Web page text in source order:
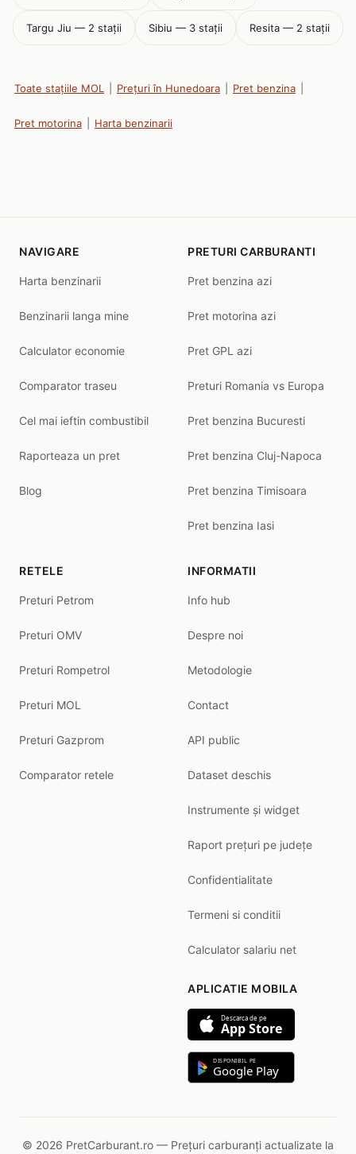
Targu Jiu — 2 stații Sibiu — 3 stații Resita — 2 stații
Toate stațiile MOL Prețuri în Hunedoara Pret benzina
Pret motorina Harta benzinarii
NAVIGARE
Harta benzinarii
Benzinarii langa mine
Calculator economie
Comparator traseu
Cel mai ieftin combustibil
Raporteaza un pret
Blog
PRETURI CARBURANTI
Pret benzina azi
Pret motorina azi
Pret GPL azi
Preturi Romania vs Europa
Pret benzina Bucuresti
Pret benzina Cluj-Napoca
Pret benzina Timisoara
Pret benzina Iasi
RETELE
Preturi Petrom
Preturi OMV
Preturi Rompetrol
Preturi MOL
Preturi Gazprom
Comparator retele
INFORMATII
Info hub
Despre noi
Metodologie
Contact
API public
Dataset deschis
Instrumente și widget
Raport prețuri pe județe
Confidentialitate
Termeni si conditii
Calculator salariu net
APLICATIE MOBILA
Descarca de pe
App Store
DISPONIBIL PE
Google Play
© 2026 PretCarburant.ro — Prețuri carburanți actualizate la